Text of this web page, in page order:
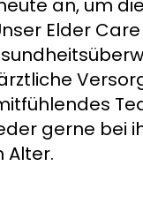
an, um
Elder
gerne bei
Alter.